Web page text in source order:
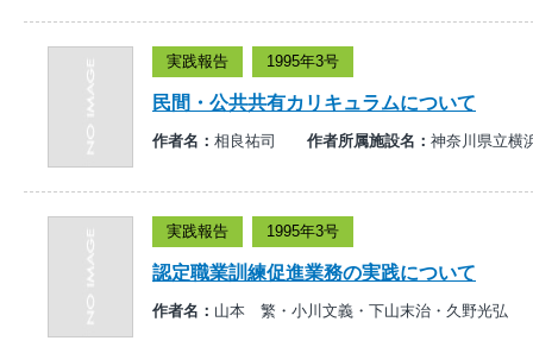
実践報告 1995年3号
民間・公共共有カリキュラムについて
作者名： 相良祐司 作者所属施設名： 神奈川県立横
実践報告 1995年3号
認定職業訓練促進業務の実践について
作者名： 山本 繁・小川文義・下山末治・久野光